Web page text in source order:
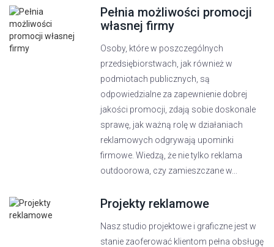
Pełnia możliwości promocji
własnej firmy
Osoby, które w poszczególnych
przedsiębiorstwach, jak również w
podmiotach publicznych, są
odpowiedzialne za zapewnienie dobrej
jakości promocji, zdają sobie doskonale
sprawę, jak ważną rolę w działaniach
reklamowych odgrywają upominki
firmowe. Wiedzą, że nie tylko reklama
outdoorowa, czy zamieszczane w...
Projekty reklamowe
Nasz studio projektowe i graficzne jest w
stanie zaoferować klientom pełna obsługę